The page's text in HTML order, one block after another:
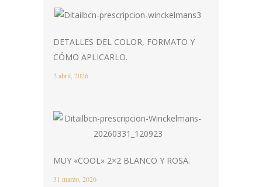
DETALLES DEL COLOR, FORMATO Y
CÓMO APLICARLO.
2 abril, 2026
MUY «COOL» 2×2 BLANCO Y ROSA.
31 marzo, 2026